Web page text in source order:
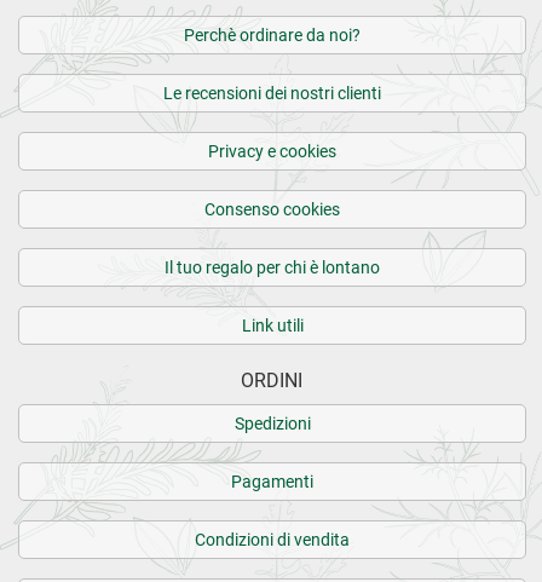
Perchè ordinare da noi?
Le recensioni dei nostri clienti
Privacy e cookies
Consenso cookies
Il tuo regalo per chi è lontano
Link utili
ORDINI
Spedizioni
Pagamenti
Condizioni di vendita